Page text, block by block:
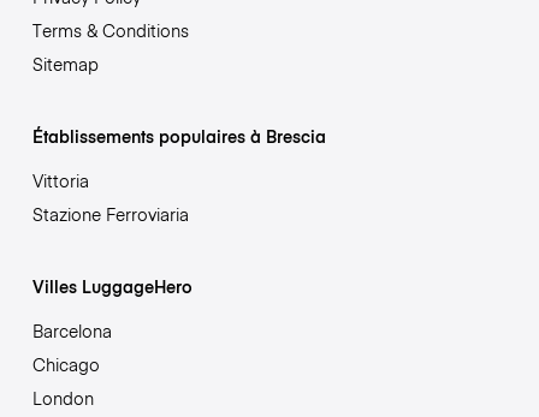
Terms & Conditions
Sitemap
Établissements populaires à Brescia
Vittoria
Stazione Ferroviaria
Villes LuggageHero
Barcelona
Chicago
London